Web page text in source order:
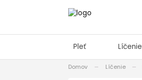
Pleť Líčenie
Domov Líčenie